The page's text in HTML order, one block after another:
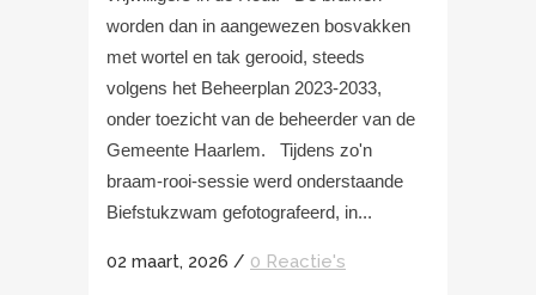
worden dan in aangewezen bosvakken
met wortel en tak gerooid, steeds
volgens het Beheerplan 2023-2033,
onder toezicht van de beheerder van de
Gemeente Haarlem. Tijdens zo'n
braam-rooi-sessie werd onderstaande
Biefstukzwam gefotografeerd, in...
02 maart, 2026 / 0 Reactie's